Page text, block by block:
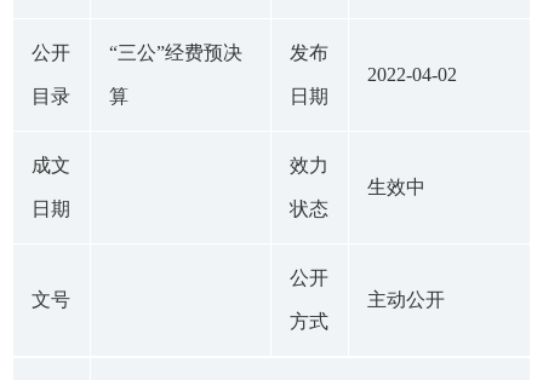
公开
目录
“三公”经费预决
算
发布
日期
2022-04-02
成文
日期
效力
状态
生效中
文号
公开
方式
主动公开